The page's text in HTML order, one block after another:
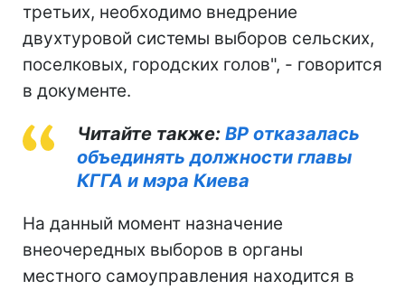
третьих, необходимо внедрение
двухтуровой системы выборов сельских,
поселковых, городских голов", - говорится
в документе.
Читайте также: ВР отказалась
объединять должности главы
КГГА и мэра Киева
На данный момент назначение
внеочередных выборов в органы
местного самоуправления находится в